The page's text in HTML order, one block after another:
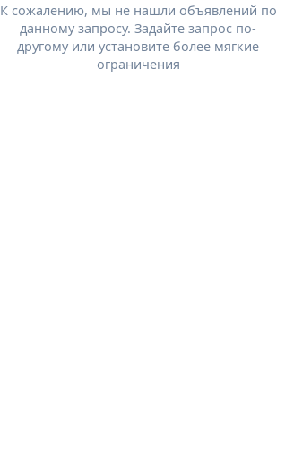
К сожалению, мы не нашли объявлений по
данному запросу. Задайте запрос по-
другому или установите более мягкие
ограничения